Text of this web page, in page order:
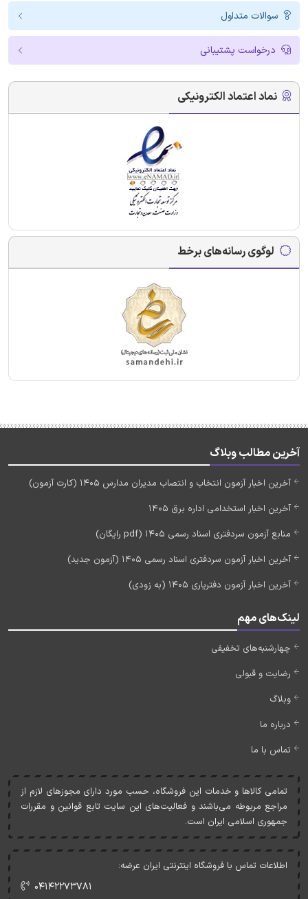
سوالات متداول
درخواست پشتیبانی
نماد اعتماد الکترونیکی
لوگوی رسانه‌های برخط
آخرین مطالب وبلاگ
آخرین اخبار آزمون انتخاب و انتصاب مدیران مدارس 1405 (کارت آزمون)
آخرین اخبار استخدامی اداره برق 1405
منابع آزمون سردفتری اسناد رسمی 1405 (pdf رایگان)
آخرین اخبار آزمون سردفتری اسناد رسمی 1405 (آزمون جدید)
آخرین اخبار آزمون دفتریاری 1405 (به زودی)
لینک‌های مهم
چهارشنبه‌های تخفیفی
رضایت و قبولی
وبلاگ
درباره ما
تماس با ما
تمامی کالاها و خدمات اين فروشگاه، حسب مورد دارای مجوزهای لازم از
مراجع مربوطه می‌باشند و فعاليت‌های اين سايت تابع قوانين و مقررات
جمهوری اسلامی ايران است.
اطلاعات تماس با فروشگاه اینترنتی ایران عرضه:
۰۴۱۴۲۲۷۳۷۸۱